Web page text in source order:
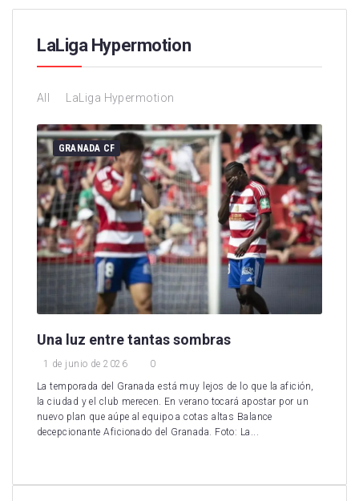
LaLiga Hypermotion
All LaLiga Hypermotion
GRANADA CF
Una luz entre tantas sombras
1 de junio de 2026
0
La temporada del Granada está muy lejos de lo que la afición,
la ciudad y el club merecen. En verano tocará apostar por un
nuevo plan que aúpe al equipo a cotas altas Balance
decepcionante Aficionado del Granada. Foto: La...